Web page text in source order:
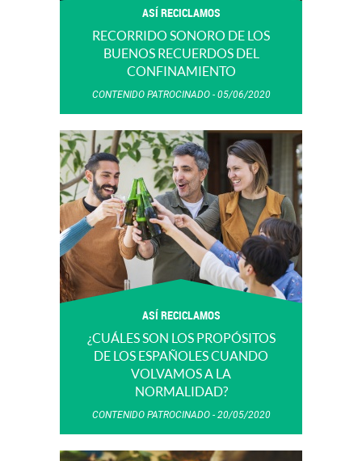
ASÍ RECICLAMOS
RECORRIDO SONORO DE LOS
BUENOS RECUERDOS DEL
CONFINAMIENTO
CONTENIDO PATROCINADO 05/06/2020
ASÍ RECICLAMOS
¿CUÁLES SON LOS PROPÓSITOS
DE LOS ESPAÑOLES CUANDO
VOLVAMOS A LA
NORMALIDAD?
CONTENIDO PATROCINADO 20/05/2020